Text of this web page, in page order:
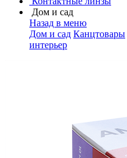
Дом и сад
Назад в меню
Дом и сад Канцтовары
интерьер